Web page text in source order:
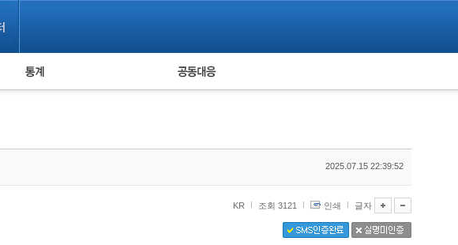
누적 피해사례 통계 피해자 공동대응
2025.07.15 22:39:52
KR 조회 3121 인쇄 글자